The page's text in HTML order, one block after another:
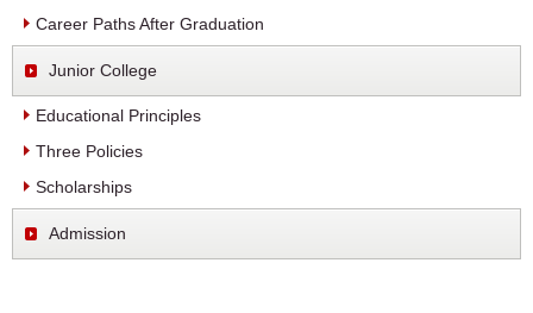
Career Paths After Graduation
Junior College
Educational Principles
Three Policies
Scholarships
Admission